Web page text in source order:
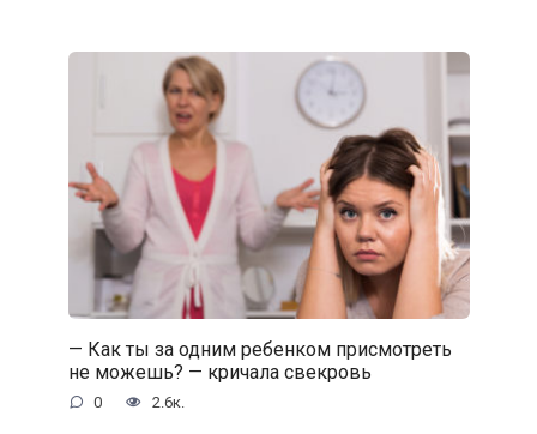
— Как ты за одним ребенком присмотреть
не можешь? — кричала свекровь
0 2.6к.